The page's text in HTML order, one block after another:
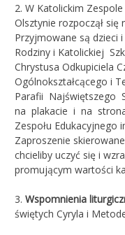
2. W Katolickim
Olsztynie rozpoczął się
Przyjmowane są dzieci
Rodziny i Katolickiej
Chrystusa Odkupiciela
Ogólnokształcącego i
Parafii Najświętszego
na plakacie i na
Zespołu Edukacyjnego
Zaproszenie
chcieliby uczyć się i
promującym wartości
3. Wspomnienia
świętych Cyryla i